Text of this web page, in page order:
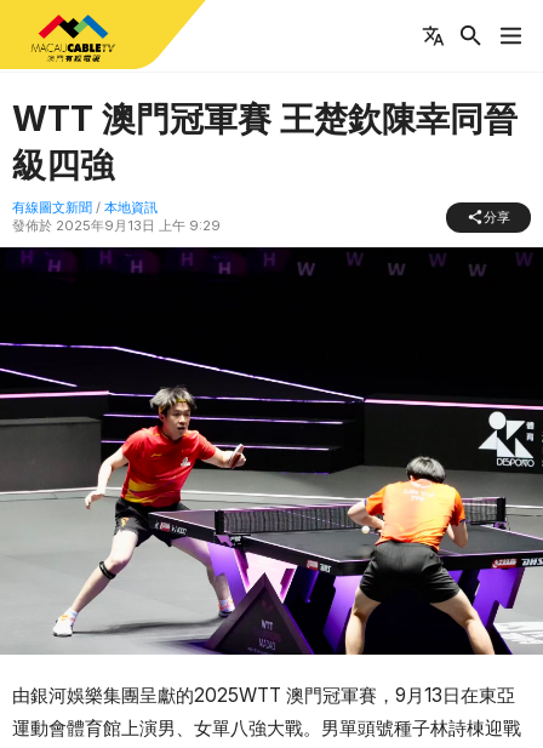
WTT 澳門冠軍賽 王楚欽陳幸同晉
級四強
有線圖文新聞 / 本地資訊
發佈於 2025年9月13日 上午 9:29
分享
由銀河娛樂集團呈獻的2025WTT 澳門冠軍賽，9月13日在東亞
運動會體育館上演男、女單八強大戰。男單頭號種子林詩棟迎戰